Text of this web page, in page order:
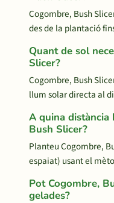
Cogombre, Bush
des de la plantació
Quant de sol
Slicer?
Cogombre, Bush
llum solar directa al
A quina distància
Bush Slicer?
Planteu Cogombre,
espaiat) usant el
Pot Cogombre,
gelades?